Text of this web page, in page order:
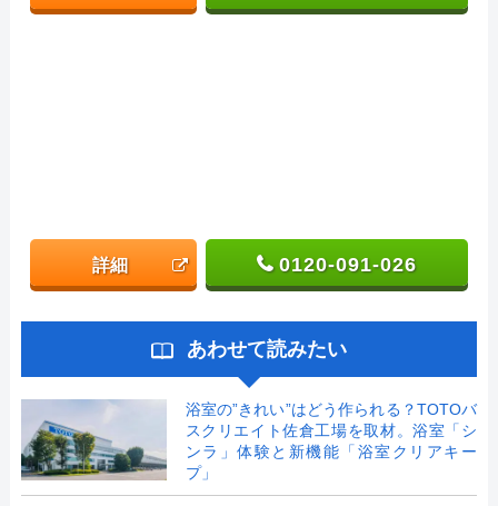
詳細 0120-091-026
あわせて読みたい
浴室の”きれい”はどう作られる？TOTOバ
スクリエイト佐倉工場を取材。浴室「シ
ンラ」体験と新機能「浴室クリアキー
プ」